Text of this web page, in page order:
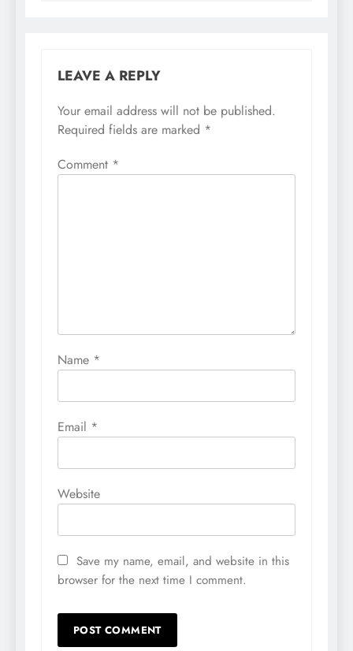
LEAVE A REPLY
Your email address will not be published.
Required fields are marked *
Comment *
Name *
Email *
Website
Save my name, email, and website in this
browser for the next time I comment.